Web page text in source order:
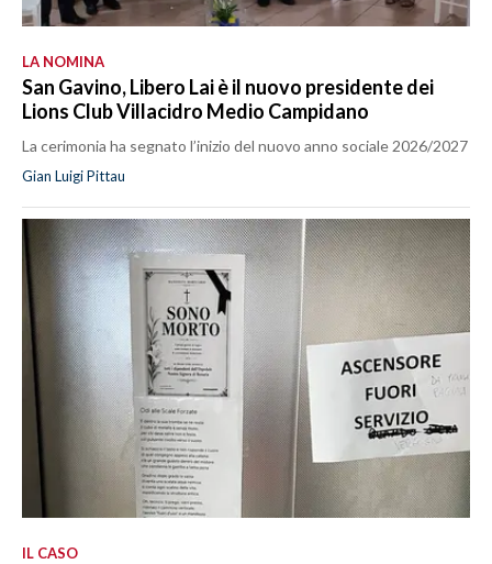
LA NOMINA
San Gavino, Libero Lai è il nuovo presidente dei
Lions Club Villacidro Medio Campidano
La cerimonia ha segnato l’inizio del nuovo anno sociale 2026/2027
Gian Luigi Pittau
IL CASO